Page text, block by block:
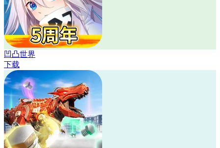
凹凸世界
下载